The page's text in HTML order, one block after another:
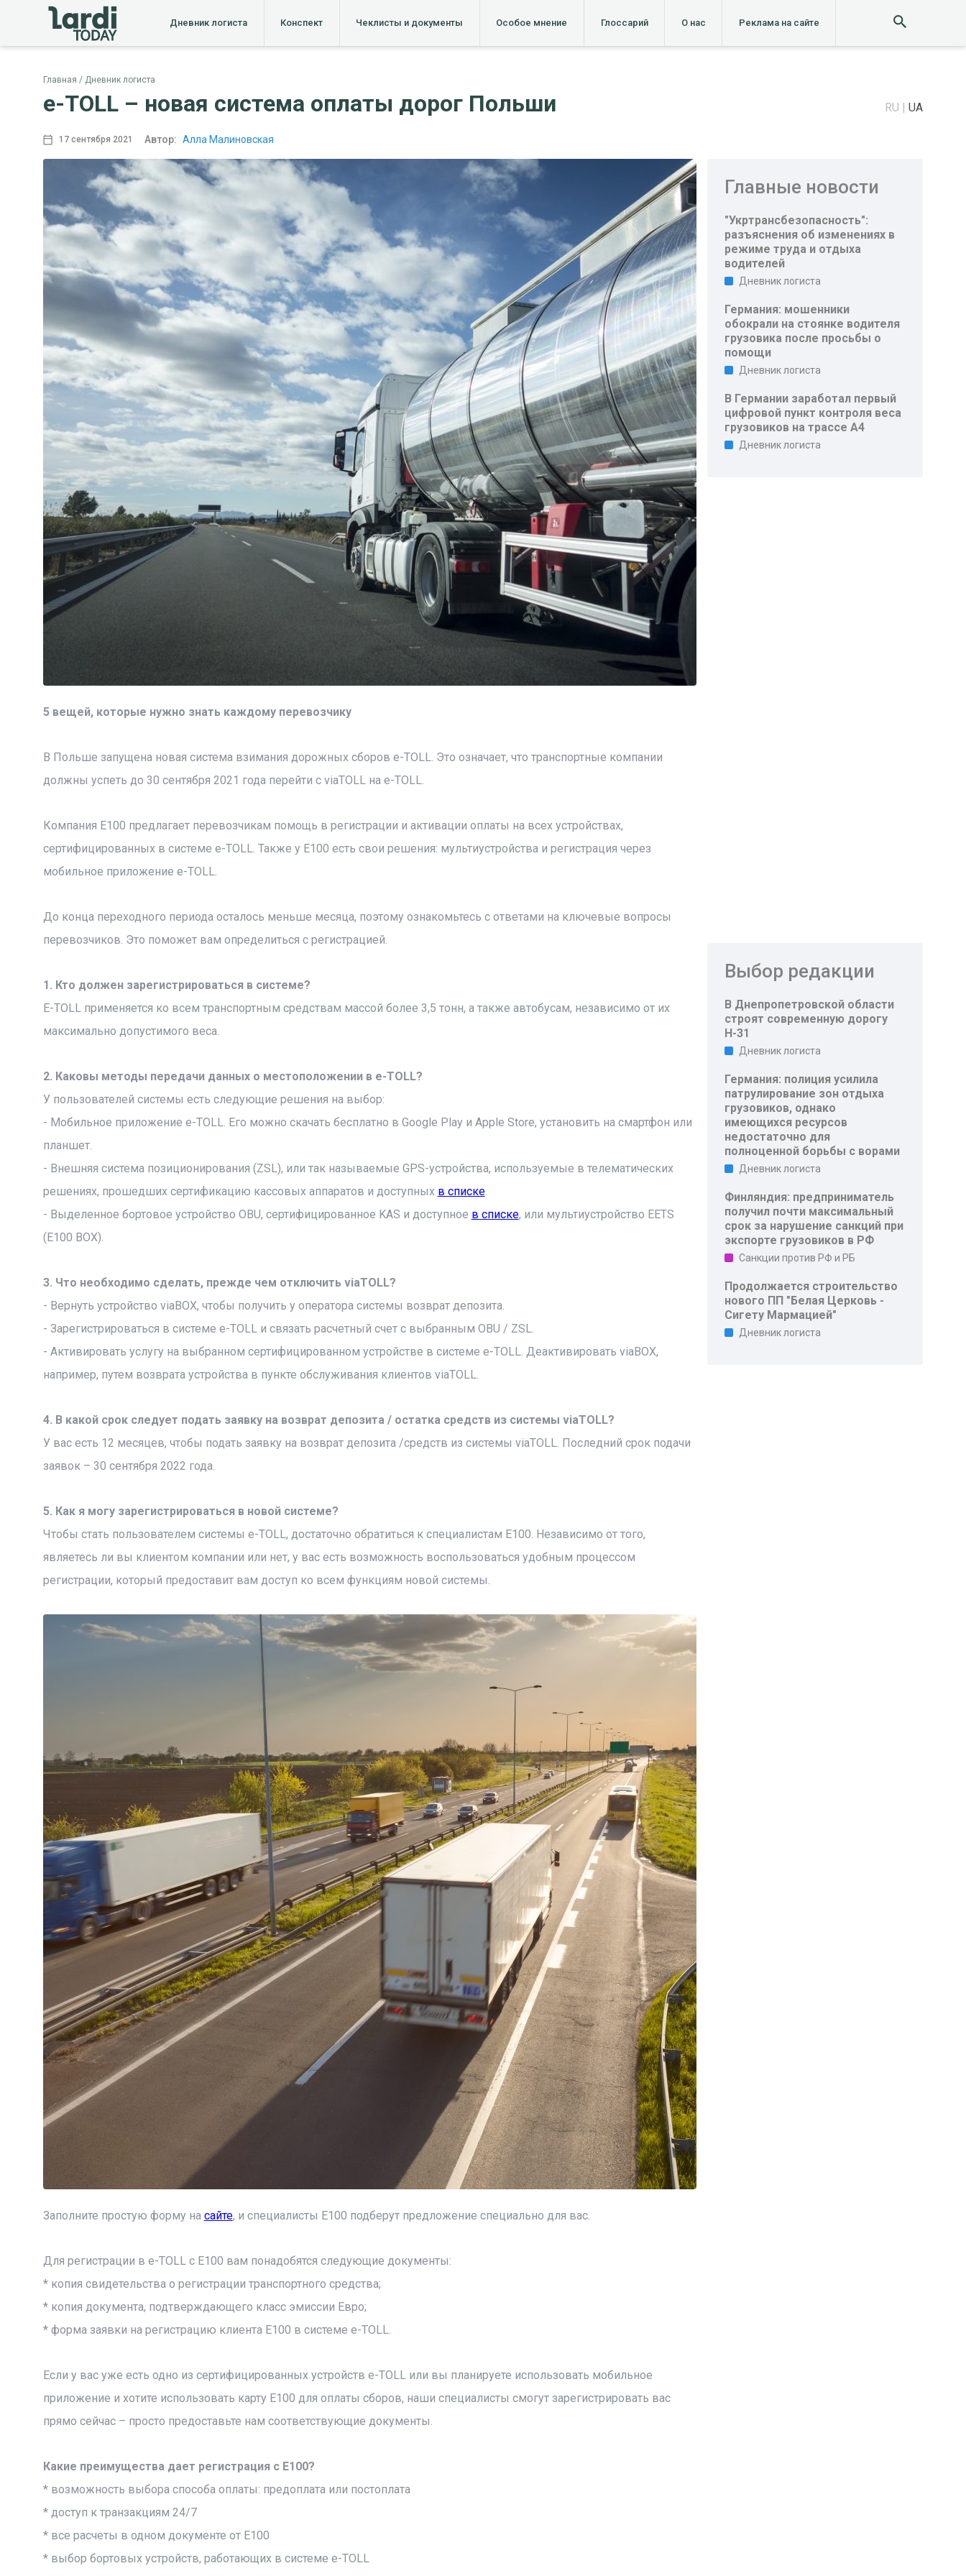
Дневник логиста Конспект Чеклисты и документы Особое мнение Глоссарий О нас Реклама на сайте
Главная Дневник логиста
e-TOLL – новая система оплаты дорог Польши RU UA
17 сентября 2021 Автор: Алла Малиновская
5 вещей, которые нужно знать каждому перевозчику
В Польше запущена новая система взимания дорожных сборов e-TOLL. Это означает, что транспортные компании
должны успеть до 30 сентября 2021 года перейти с viaTOLL на e-TOLL.
Компания E100 предлагает перевозчикам помощь в регистрации и активации оплаты на всех устройствах,
сертифицированных в системе e-TOLL. Также у Е100 есть свои решения: мультиустройства и регистрация через
мобильное приложение e-TOLL.
До конца переходного периода осталось меньше месяца, поэтому ознакомьтесь с ответами на ключевые вопросы
перевозчиков. Это поможет вам определиться с регистрацией.
1. Кто должен зарегистрироваться в системе?
E-TOLL применяется ко всем транспортным средствам массой более 3,5 тонн, а также автобусам, независимо от их
максимально допустимого веса.
2. Каковы методы передачи данных о местоположении в e-TOLL?
У пользователей cистемы есть следующие решения на выбор:
- Мобильное приложение e-TOLL. Его можно скачать бесплатно в Google Play и Apple Store, установить на смартфон или
планшет.
- Внешняя система позиционирования (ZSL), или так называемые GPS-устройства, используемые в телематических
решениях, прошедших сертификацию кассовых аппаратов и доступных в списке.
- Выделенное бортовое устройство OBU, сертифицированное KAS и доступное в списке, или мультиустройство EETS
(Е100 BOX).
3. Что необходимо сделать, прежде чем отключить viaTOLL?
- Вернуть устройство viaBOX, чтобы получить у оператора системы возврат депозита.
- Зарегистрироваться в системе e-TOLL и связать расчетный счет с выбранным OBU / ZSL.
- Активировать услугу на выбранном сертифицированном устройстве в системе e-TOLL. Деактивировать viaBOX,
например, путем возврата устройства в пункте обслуживания клиентов viaTOLL.
4. В какой срок следует подать заявку на возврат депозита / остатка средств из системы viaTOLL?
У вас есть 12 месяцев, чтобы подать заявку на возврат депозита /средств из системы viaTOLL. Последний срок подачи
заявок – 30 сентября 2022 года.
5. Как я могу зарегистрироваться в новой системе?
Чтобы стать пользователем системы e-TOLL, достаточно обратиться к специалистам E100. Независимо от того,
являетесь ли вы клиентом компании или нет, у вас есть возможность воспользоваться удобным процессом
регистрации, который предоставит вам доступ ко всем функциям новой системы.
Заполните простую форму на сайте, и специалисты E100 подберут предложение специально для вас.
Для регистрации в e-TOLL c E100 вам понадобятся следующие документы:
* копия свидетельства о регистрации транспортного средства;
* копия документа, подтверждающего класс эмиссии Евро;
* форма заявки на регистрацию клиента E100 в системе e-TOLL.
Если у вас уже есть одно из сертифицированных устройств e-TOLL или вы планируете использовать мобильное
приложение и хотите использовать карту E100 для оплаты сборов, наши специалисты смогут зарегистрировать вас
прямо сейчас – просто предоставьте нам соответствующие документы.
Какие преимущества дает регистрация с E100?
* возможность выбора способа оплаты: предоплата или постоплата
* доступ к транзакциям 24/7
* все расчеты в одном документе от E100
* выбор бортовых устройств, работающих в системе e-TOLL
Главные новости
"Укртрансбезопасность":
разъяснения об изменениях в
режиме труда и отдыха
водителей
Дневник логиста
Германия: мошенники
обокрали на стоянке водителя
грузовика после просьбы о
помощи
Дневник логиста
В Германии заработал первый
цифровой пункт контроля веса
грузовиков на трассе A4
Дневник логиста
Выбор редакции
В Днепропетровской области
строят современную дорогу
Н-31
Дневник логиста
Германия: полиция усилила
патрулирование зон отдыха
грузовиков, однако
имеющихся ресурсов
недостаточно для
полноценной борьбы с ворами
Дневник логиста
Финляндия: предприниматель
получил почти максимальный
срок за нарушение санкций при
экспорте грузовиков в РФ
Санкции против РФ и РБ
Продолжается строительство
нового ПП "Белая Церковь -
Сигету Мармацией"
Дневник логиста